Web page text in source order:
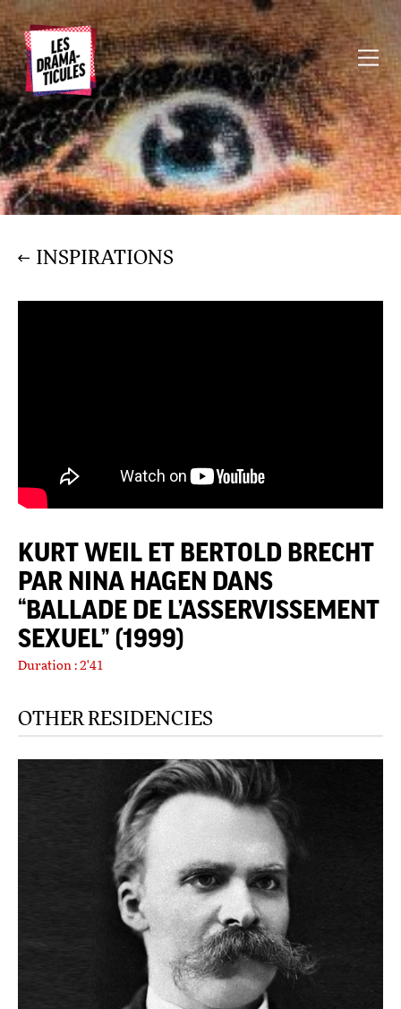
INSPIRATIONS
KURT WEIL ET BERTOLD BRECHT
PAR NINA HAGEN DANS
“BALLADE DE L’ASSERVISSEMENT
SEXUEL” (1999)
Duration : 2'41
OTHER RESIDENCIES